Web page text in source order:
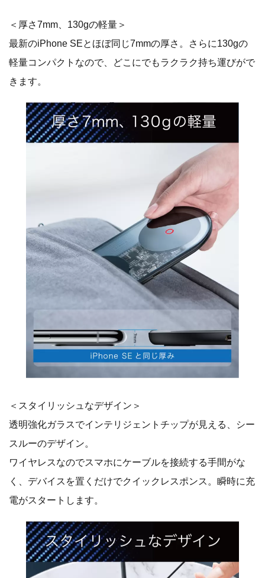
＜厚さ7mm、130gの軽量＞
最新のiPhone SEとほぼ同じ7mmの厚さ。さらに130gの
軽量コンパクトなので、どこにでもラクラク持ち運びがで
きます。
＜スタイリッシュなデザイン＞
透明強化ガラスでインテリジェントチップが見える、シー
スルーのデザイン。
ワイヤレスなのでスマホにケーブルを接続する手間がな
く、デバイスを置くだけでクイックレスポンス。瞬時に充
電がスタートします。